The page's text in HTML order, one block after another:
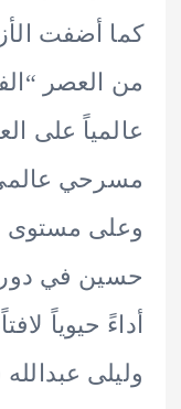
الأزياء
على العرض،
عالمي
مستوى الأداء،
في دور زوجة
حيوياً لافتاً،
عبدالله في